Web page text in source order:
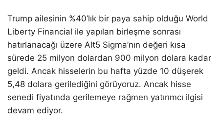
Trump ailesinin %40’lık bir paya sahip olduğu World
Liberty Financial ile yapılan birleşme sonrası
hatırlanacağı üzere Alt5 Sigma’nın değeri kısa
sürede 25 milyon dolardan 900 milyon dolara kadar
geldi. Ancak hisselerin bu hafta yüzde 10 düşerek
5,48 dolara gerilediğini görüyoruz. Ancak hisse
senedi fiyatında gerilemeye rağmen yatırımcı ilgisi
devam ediyor.